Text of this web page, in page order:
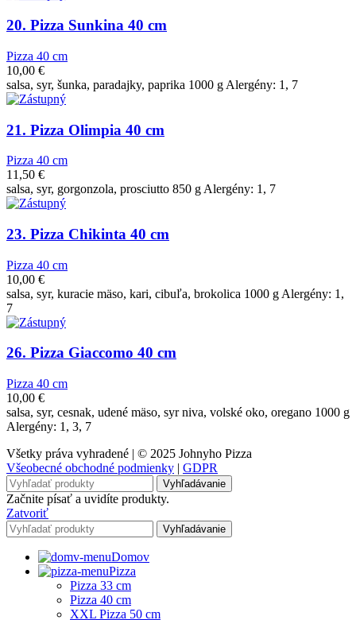
20. Pizza Sunkina 40 cm
Pizza 40 cm
10,00 €
salsa, syr, šunka, paradajky, paprika 1000 g Alergény: 1, 7
21. Pizza Olimpia 40 cm
Pizza 40 cm
11,50 €
salsa, syr, gorgonzola, prosciutto 850 g Alergény: 1, 7
23. Pizza Chikinta 40 cm
Pizza 40 cm
10,00 €
salsa, syr, kuracie mäso, kari, cibuľa, brokolica 1000 g Alergény: 1,
7
26. Pizza Giaccomo 40 cm
Pizza 40 cm
10,00 €
salsa, syr, cesnak, udené mäso, syr niva, volské oko, oregano 1000 g
Alergény: 1, 3, 7
Všetky práva vyhradené | © 2025 Johnyho Pizza
Všeobecné obchodné podmienky | GDPR
Vyhľadávanie
Začnite písať a uvidíte produkty.
Zatvoriť
Vyhľadávanie
Domov
Pizza
Pizza 33 cm
Pizza 40 cm
XXL Pizza 50 cm